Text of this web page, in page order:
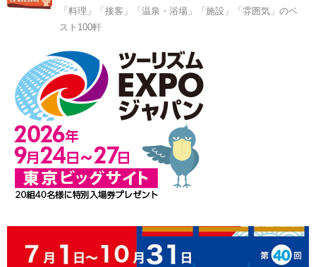
「料理」「接客」「温泉・浴場」「施設」「雰囲気」のベ
スト100軒